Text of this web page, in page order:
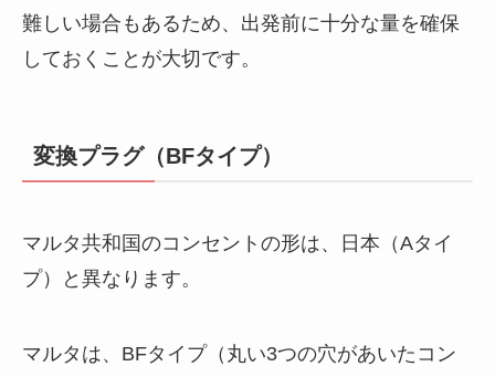
難しい場合もあるため、出発前に十分な量を確保
しておくことが大切です。
変換プラグ（BFタイプ）
マルタ共和国のコンセントの形は、日本（Aタイ
プ）と異なります。
マルタは、BFタイプ（丸い3つの穴があいたコン